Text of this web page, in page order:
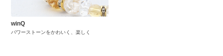
winQ
パワーストーンをかわいく、楽しく